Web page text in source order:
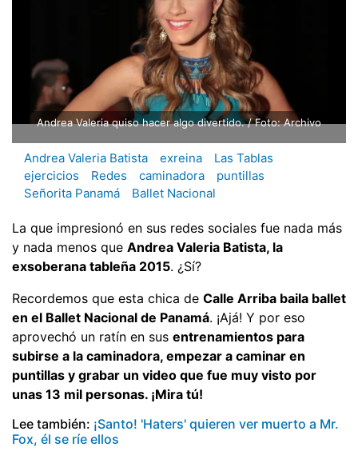
Andrea Valeria quiso hacer algo divertido. / Foto: Archivo
Andrea Valeria Batista exreina
Las Tablas
ejercicios
Redes caminadora
puntillas
Señorita Panamá
Ballet Nacional
La que impresionó en sus redes sociales fue nada más
y nada menos que Andrea Valeria Batista, la
exsoberana tableña 2015. ¿Sí?
Recordemos que esta chica de Calle Arriba baila ballet
en el Ballet Nacional de Panamá. ¡Ajá! Y por eso
aprovechó un ratín en sus entrenamientos para
subirse a la caminadora, empezar a caminar en
puntillas y grabar un video que fue muy visto por
unas 13 mil personas. ¡Mira tú!
Lee también: ¡Santo! 'Haters' quieren ver muerto a Mr.
Fox, él se ríe ellos